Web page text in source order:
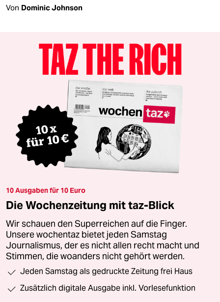
Von Dominic Johnson
10 Ausgaben für 10 Euro
Die Wochenzeitung mit taz-Blick
Wir schauen den Superreichen auf die Finger.
Unsere wochentaz bietet jeden Samstag
Journalismus, der es nicht allen recht macht und
Stimmen, die woanders nicht gehört werden.
Jeden Samstag als gedruckte Zeitung frei Haus
Zusätzlich digitale Ausgabe inkl. Vorlesefunktion